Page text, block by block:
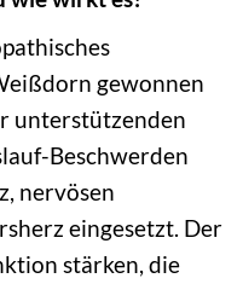
gewonnen
unterstützenden
Beschwerden
nervösen
eingesetzt. Der
stärken, die